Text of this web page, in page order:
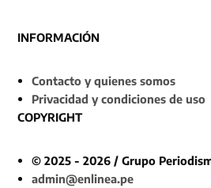
INFORMACIÓN
Contacto y quienes somos
Privacidad y condiciones de uso
COPYRIGHT
© 2025 - 2026 / Grupo
admin@enlinea.pe